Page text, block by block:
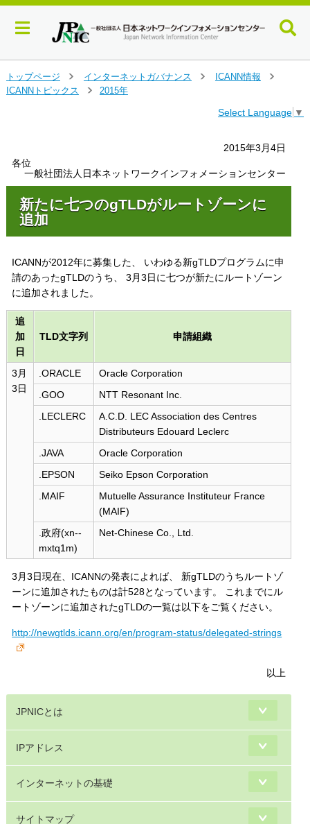
イ
へ
トップページ
＞
インターネットガバナンス
ICANN情報
ICANNトピックス
2015年
Select Language ▼
2015年3月4日
各位
一般社団法人日本ネットワークインフォメーションセンター
新たに七つのgTLDがルートゾーンに
追加
ICANNが2012年に募集した、 いわゆる新gTLDプログラムに申
請のあったgTLDのうち、 3月3日に七つが新たにルートゾーン
に追加されました。
追
加
日
TLD文字列 申請組織
3月
3日
.ORACLE
Oracle Corporation
.GOO
NTT Resonant Inc.
.LECLERC
A.C.D. LEC Association des Centres
Distributeurs Edouard Leclerc
.JAVA
Oracle Corporation
.EPSON
Seiko Epson Corporation
.MAIF
Mutuelle Assurance Instituteur France
(MAIF)
.政府(xn--
mxtq1m)
Net-Chinese Co., Ltd.
3月3日現在、ICANNの発表によれば、 新gTLDのうちルートゾ
ーンに追加されたものは計528となっています。 これまでにル
ートゾーンに追加されたgTLDの一覧は以下をご覧ください。
http://newgtlds.icann.org/en/program-status/delegated-strings
以上
JPNICとは
IPアドレス
インターネットの基礎
サイトマップ